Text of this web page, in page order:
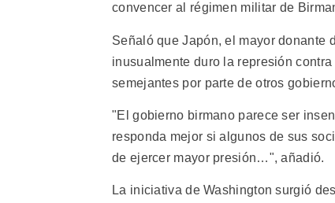
convencer al régimen militar de
Señaló que Japón, el mayor donante
inusualmente duro la represión
semejantes por parte de otros
"El gobierno birmano parece ser
responda mejor si algunos de sus
de ejercer mayor presión…", añadió.
La iniciativa de Washington surgió